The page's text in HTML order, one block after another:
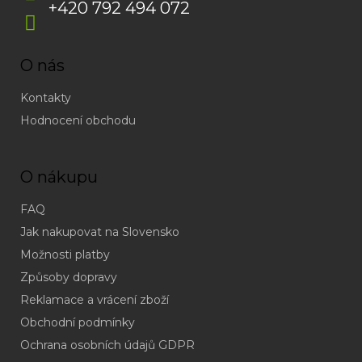
+420 792 494 072
O nás
Kontakty
Hodnocení obchodu
O nákupu
FAQ
Jak nakupovat na Slovensko
Možnosti platby
Způsoby dopravy
Reklamace a vrácení zboží
Obchodní podmínky
Ochrana osobních údajů GDPR
(odpověď
do